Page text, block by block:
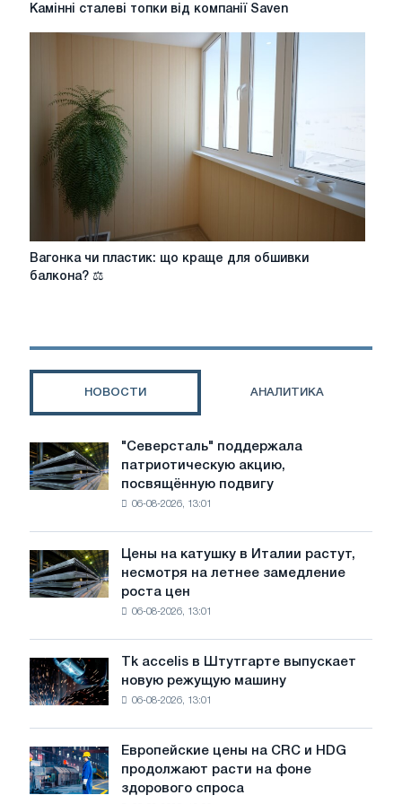
Saven
Камінні сталеві топки від компанії Saven
Вагонка
чи
для
Вагонка чи пластик: що краще для обшивки
балкона? ⚖️
НОВОСТИ АНАЛИТИКА
"Северсталь"
поддержала
патриотическую
советской
авиации
в
Великой
Отечественной
войны
"Северсталь" поддержала
патриотическую акцию,
посвящённую подвигу
06-08-2026, 13:01
Цены
на
катушку
несмотря
на
летнее
замедление
роста
цен
Цены на катушку в Италии растут,
несмотря на летнее замедление
роста цен
06-08-2026, 13:01
Tk
accelis
в
новую
режущую
машину
Tk accelis в Штутгарте выпускает
новую режущую машину
06-08-2026, 13:01
Европейские
цены
на
Европейские цены на CRC и HDG
продолжают расти на фоне
здорового спроса